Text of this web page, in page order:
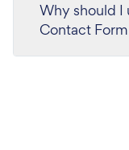
Why should I
Contact